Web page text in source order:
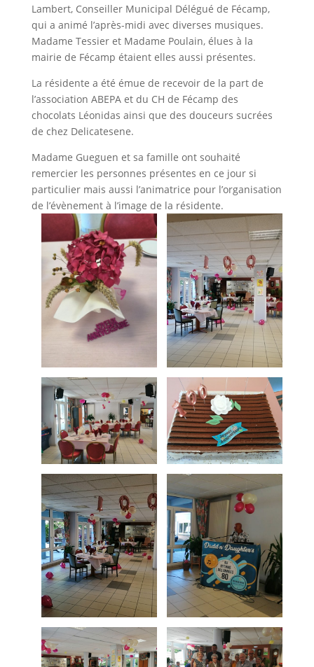
Lambert, Conseiller Municipal Délégué de Fécamp,
qui a animé l’après-midi avec diverses musiques.
Madame Tessier et Madame Poulain, élues à la
mairie de Fécamp étaient elles aussi présentes.
La résidente a été émue de recevoir de la part de
l’association ABEPA et du CH de Fécamp des
chocolats Léonidas ainsi que des douceurs sucrées
de chez Delicatesene.
Madame Gueguen et sa famille ont souhaité
remercier les personnes présentes en ce jour si
particulier mais aussi l’animatrice pour l’organisation
de l’évènement à l’image de la résidente.